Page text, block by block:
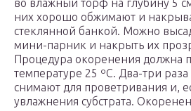
них хорошо обжимают и
стеклянной банкой. Можно
мини-парник и накрыть их
Процедура окоренения должна
температуре 25 ºC. Два-три
снимают для проветривания и,
увлажнения субстрата.